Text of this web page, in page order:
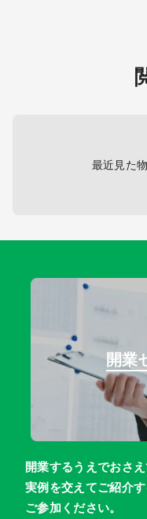
最近見た
開業
開業するうえでおさ
実例を交えてご紹介
ご参加ください。